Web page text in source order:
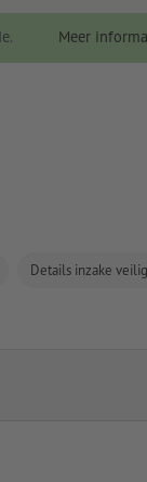
Meer
Details inzake